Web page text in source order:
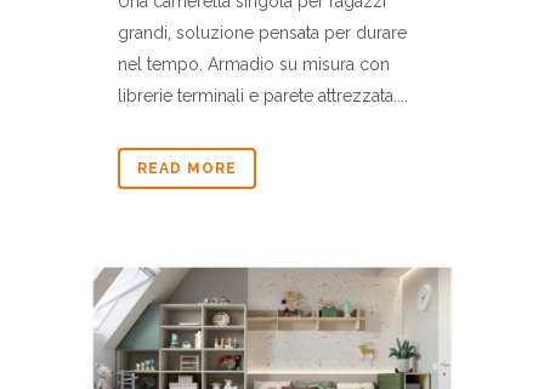
grandi, soluzione pensata per durare
nel tempo. Armadio su misura con
librerie terminali e parete attrezzata....
READ MORE